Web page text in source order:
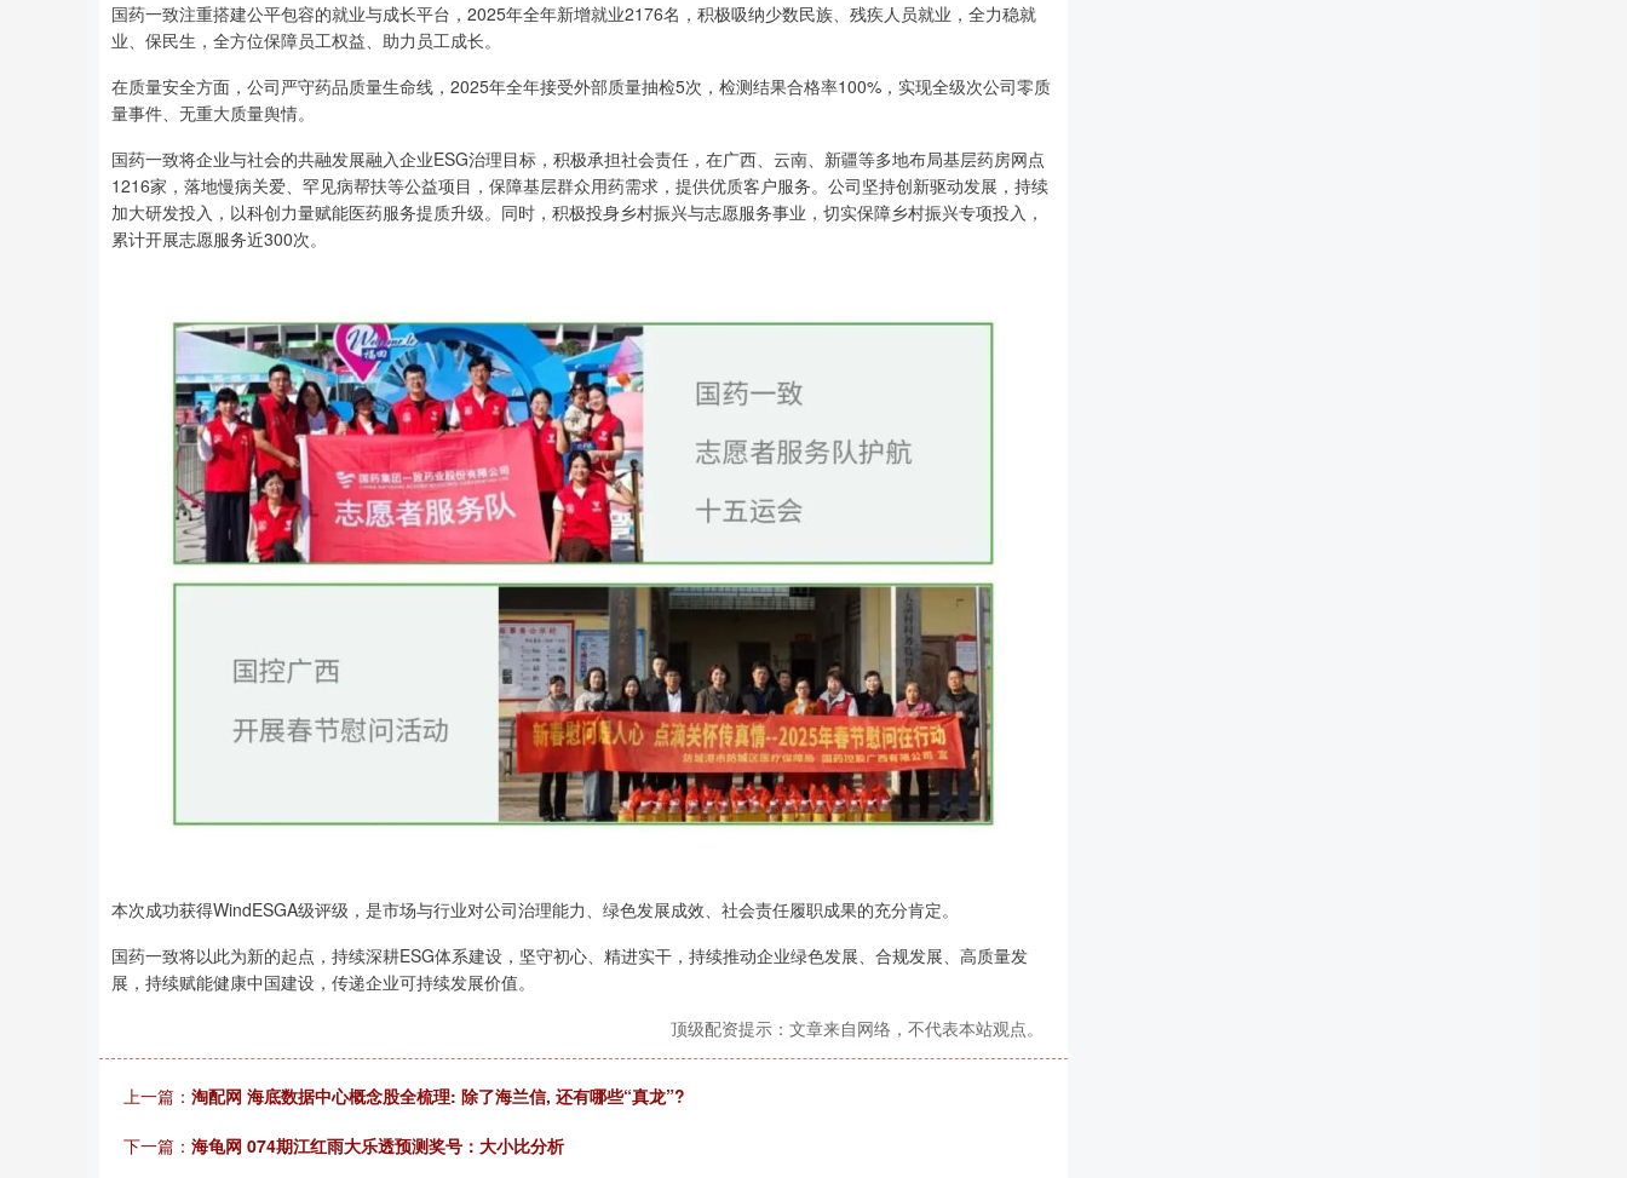
国药一致注重搭建公平包容的就业与成长平台，2025年全年新增就业2176名，积极吸纳少数民族、残疾人员就业，全力稳就
业、保民生，全方位保障员工权益、助力员工成长。
在质量安全方面，公司严守药品质量生命线，2025年全年接受外部质量抽检5次，检测结果合格率100%，实现全级次公司零质
量事件、无重大质量舆情。
国药一致将企业与社会的共融发展融入企业ESG治理目标，积极承担社会责任，在广西、云南、新疆等多地布局基层药房网点
1216家，落地慢病关爱、罕见病帮扶等公益项目，保障基层群众用药需求，提供优质客户服务。公司坚持创新驱动发展，持续
加大研发投入，以科创力量赋能医药服务提质升级。同时，积极投身乡村振兴与志愿服务事业，切实保障乡村振兴专项投入，
累计开展志愿服务近300次。
本次成功获得WindESGA级评级，是市场与行业对公司治理能力、绿色发展成效、社会责任履职成果的充分肯定。
国药一致将以此为新的起点，持续深耕ESG体系建设，坚守初心、精进实干，持续推动企业绿色发展、合规发展、高质量发
展，持续赋能健康中国建设，传递企业可持续发展价值。
顶级配资提示：文章来自网络，不代表本站观点。
上一篇： 淘配网 海底数据中心概念股全梳理: 除了海兰信, 还有哪些“真龙”?
下一篇： 海龟网 074期江红雨大乐透预测奖号：大小比分析